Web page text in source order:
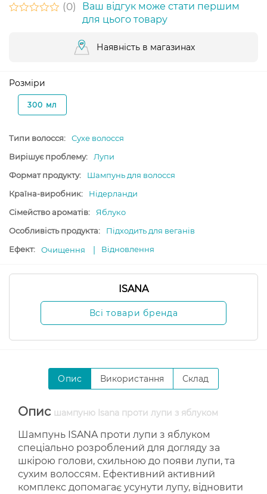
0
Ваш відгук може стати першим
для цього товару
Наявність в магазинах
Розміри
300 мл
Типи волосся:
Сухе волосся
Вирішує проблему:
Лупи
Формат продукту:
Шампунь для волосся
Країна-виробник:
Нідерланди
Сімейство ароматів:
Яблуко
Особливість продукта:
Підходить для веганів
Ефект:
Очищення Відновлення
ISANA
Всі товари бренда
Опис Використання Склад
Опис шампуню Isana проти лупи з яблуком
Шампунь ISANA проти лупи з яблуком
спеціально розроблений для догляду за
шкірою голови, схильною до появи лупи, та
сухим волоссям. Ефективний активний
комплекс допомагає усунути лупу, відновити